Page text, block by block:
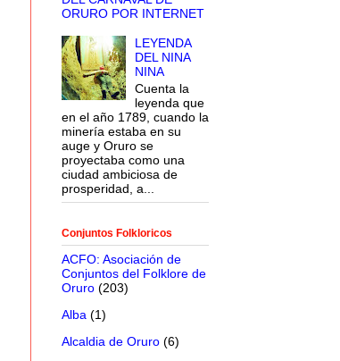
ORURO POR INTERNET
LEYENDA
DEL NINA
NINA
Cuenta la
leyenda que
en el año 1789, cuando la
minería estaba en su
auge y Oruro se
proyectaba como una
ciudad ambiciosa de
prosperidad, a...
Conjuntos Folkloricos
ACFO: Asociación de
Conjuntos del Folklore de
Oruro (203)
Alba (1)
Alcaldia de Oruro (6)